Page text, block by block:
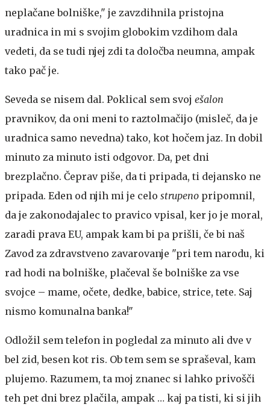
neplačane bolniške," je zavzdihnila pristojna
uradnica in mi s svojim globokim vzdihom dala
vedeti, da se tudi njej zdi ta določba neumna, ampak
tako pač je.
Seveda se nisem dal. Poklical sem svoj ešalon
pravnikov, da oni meni to raztolmačijo (misleč, da je
uradnica samo nevedna) tako, kot hočem jaz. In dobil
minuto za minuto isti odgovor. Da, pet dni
brezplačno. Čeprav piše, da ti pripada, ti dejansko ne
pripada. Eden od njih mi je celo strupeno pripomnil,
da je zakonodajalec to pravico vpisal, ker jo je moral,
zaradi prava EU, ampak kam bi pa prišli, če bi naš
Zavod za zdravstveno zavarovanje "pri tem narodu, ki
rad hodi na bolniške, plačeval še bolniške za vse
svojce – mame, očete, dedke, babice, strice, tete. Saj
nismo komunalna banka!"
Odložil sem telefon in pogledal za minuto ali dve v
bel zid, besen kot ris. Ob tem sem se spraševal, kam
plujemo. Razumem, ta moj znanec si lahko privošči
teh pet dni brez plačila, ampak … kaj pa tisti, ki si jih